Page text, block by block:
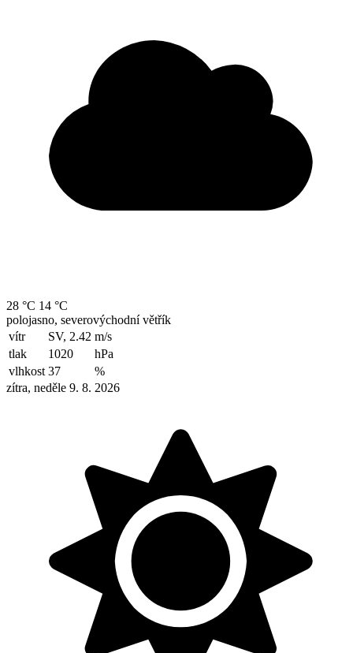
28 °C 14 °C
polojasno, severovýchodní větřík
vítr
SV, 2.42 m/s
tlak
1020
hPa
vlhkost 37
%
zítra, neděle 9. 8. 2026